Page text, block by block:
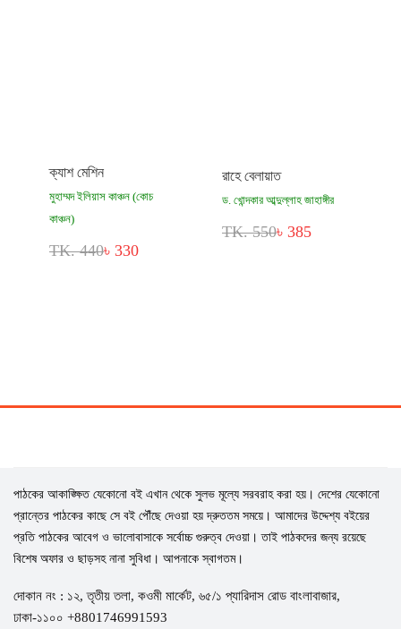
ক্যাশ মেশিন
মুহাম্মদ ইলিয়াস কাঞ্চন (কোচ
কাঞ্চন)
TK. 440৳ 330
রাহে বেলায়াত
ড. খোন্দকার আব্দুল্লাহ জাহাঙ্গীর
TK. 550৳ 385
পাঠকের আকাঙ্ক্ষিত যেকোনো বই এখান থেকে সুলভ মূল্যে সরবরাহ করা হয়। দেশের যেকোনো
প্রান্তের পাঠকের কাছে সে বই পৌঁছে দেওয়া হয় দ্রুততম সময়ে। আমাদের উদ্দেশ্য বইয়ের
প্রতি পাঠকের আবেগ ও ভালোবাসাকে সর্বোচ্চ গুরুত্ব দেওয়া। তাই পাঠকদের জন্য রয়েছে
বিশেষ অফার ও ছাড়সহ নানা সুবিধা। আপনাকে স্বাগতম।
দোকান নং : ১২, তৃতীয় তলা, কওমী মার্কেট, ৬৫/১ প্যারিদাস রোড বাংলাবাজার,
ঢাকা-১১০০ +8801746991593